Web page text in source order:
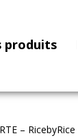
produits
– RicebyRice